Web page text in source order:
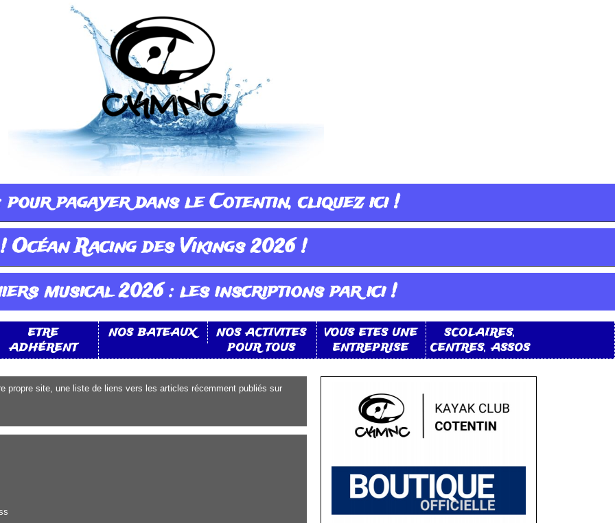
pour pagayer dans le Cotentin, cliquez ici !
! Océan Racing des Vikings 2026 !
musical 2026 : les inscriptions par ici !
ETRE
ADHÉRENT
NOS BATEAUX
NOS ACTIVITES
POUR TOUS
VOUS ETES UNE
ENTREPRISE
SCOLAIRES,
CENTRES, ASSOS
propre site, une liste de liens vers les articles récemment publiés sur